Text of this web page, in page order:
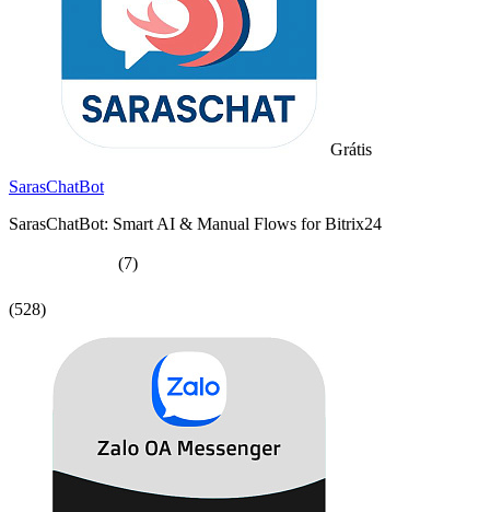
Grátis
SarasChatBot
SarasChatBot: Smart AI & Manual Flows for Bitrix24
(7)
(528)